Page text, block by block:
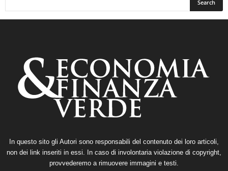
In questo sito gli Autori sono responsabili del contenuto dei loro articoli,
non dei link inseriti in essi. In caso di involontaria violazione di copyright,
provvederemo a rimuovere immagini e testi.